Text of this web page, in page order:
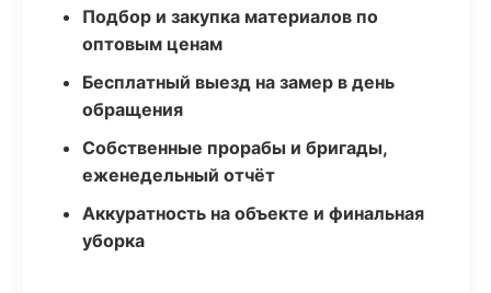
Подбор и закупка материалов по
оптовым ценам
Бесплатный выезд на замер в день
обращения
Собственные прорабы и бригады,
еженедельный отчёт
Аккуратность на объекте и финальная
уборка